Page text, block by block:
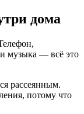
дома
музыка — всё это
рассеянным.
потому что